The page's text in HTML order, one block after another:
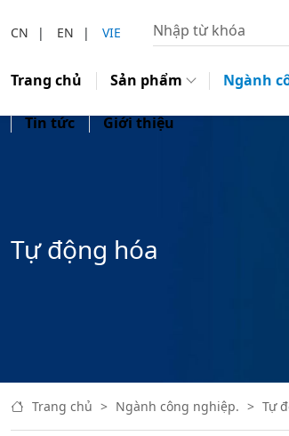
CN | EN | VIE
Trang chủ Sản phẩm Ngành
Tin tức Giới thiệu
Tự động hóa
Trang chủ > Ngành công nghiệp. > Tự